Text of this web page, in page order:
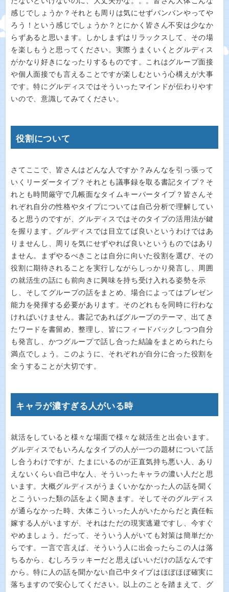
感じでしょうか？それとも周りは気にせずバンバンやってや
ろう！という感じでしょうか？とにかく皆さん不安は少なか
らずあると思います。しかしまずはリラックスして、その場
を楽しもうと思ってください。実際うまくいくとグルディス
がかなり好きになったりするものです。これはグループ面接
や個人面接でも言えることですが楽しむという心構えが大事
です。特にグルディスではそういったマインドが伝わりやす
いので、意識してみてください。
役割について
さてここで、皆さんはどんな人ですか？みんなを引っ張って
いくリーダータイプ？それとも議事録を取る書記タイプ？そ
れとも時間厳守で几帳面なタイムキーパータイプ？皆さんそ
れぞれ自分の性格やタイプについては自己分析で理解してい
ると思うのですが、グルディスではそのタイプの活用法が鍵
を握ります。グルディスでは目立てば良いというわけではあ
りませんし、周りを気にせずやれば良いというものではあり
ません。まずやるべきことは自分に向いた役割を選び、その
役割に期待されることを実行しながらしっかり発言し、周囲
の就活生の話にも前向きに興味を持ち受け入れる姿勢を示
し、そしてグループの話をまとめ、場合によってはプレゼン
能力を発揮する必要があります。そのどれもを同時に行わな
ければいけません。書記であればグループのテーマ、出てき
たワードを書留め、整理し、皆にフィードバックしつつ自分
も発言し、かつグループで話し合った結論をまとめられたら
満点でしょう。このように、それぞれが自分に合った役割を
全うすることが大切です。
キャラが濃すぎる人がいる時
就活をしていると様々な場面で様々な就活生と出会います。
グルディスでもいろんなタイプの人が一つの題材について話
し合うわけですが、たまにいるのが正直気持ち悪い人、あり
えないくらい自己中な人、そういったキャラの濃い人だと思
います。大概グルディスがうまくいかなかった人の話を聞く
とこういった類の話をよく聞きます。そしてそのグルディス
が通らなかった時、大体こういった人がいたからだと責任転
嫁する人がいますが、それはただの現実逃避ですし、今すぐ
やめましょう。だって、そういう人がいても対策は簡単だか
らです。一言で言えば、そういう人に出会ったらこの人は落
ちるから、むしろラッキーだと思えばいいだけの話なんです
から。特に人の話を聞かない自己中タイプはほぼほぼ確実に
落ちますので安心してください。以上のことを踏まえて、グ